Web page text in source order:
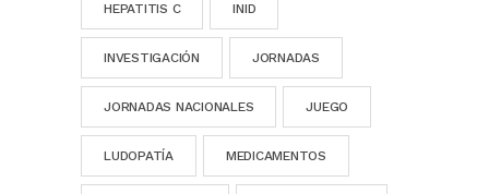
HEPATITIS C INID
INVESTIGACIÓN JORNADAS
JORNADAS NACIONALES JUEGO
LUDOPATÍA MEDICAMENTOS